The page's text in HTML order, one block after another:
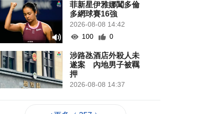
菲新星伊雅娜闖多倫
多網球賽16強
2026-08-08 14:42
100
0
涉路氹酒店外殺人未
遂案 內地男子被羈
押
2026-08-08 14:37